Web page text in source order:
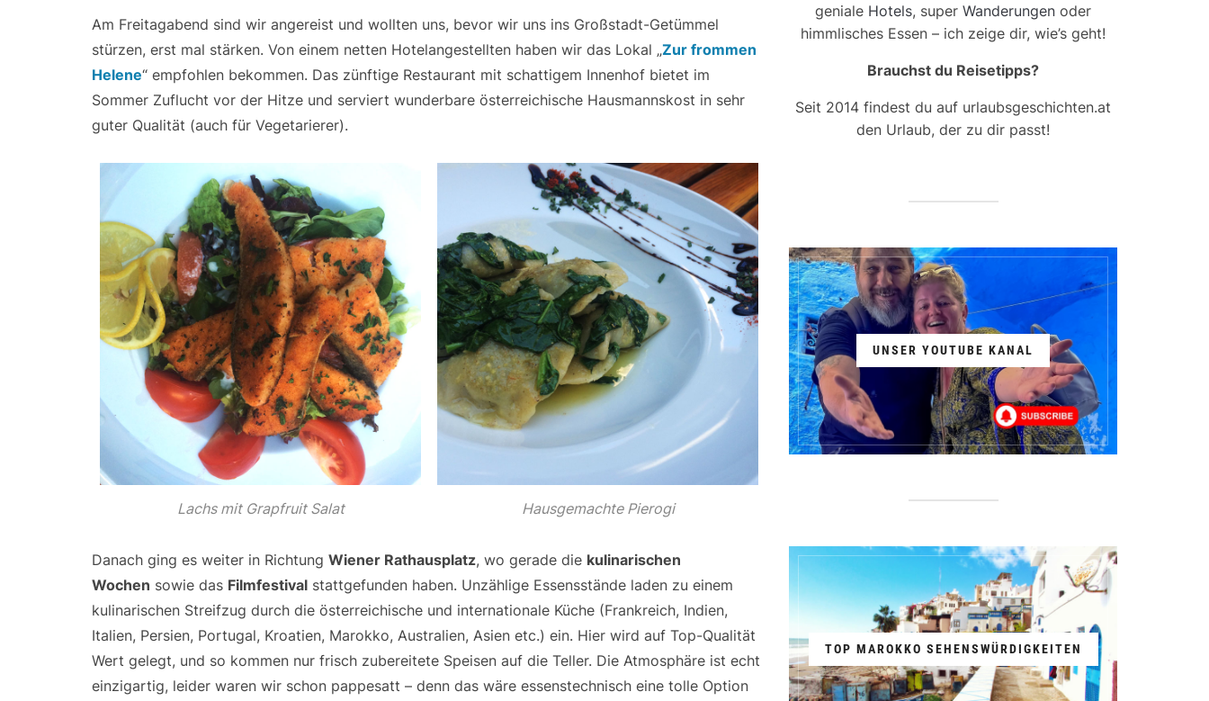
Am Freitagabend sind wir angereist und wollten uns, bevor wir uns ins Großstadt-Getümmel
stürzen, erst mal stärken. Von einem netten Hotelangestellten haben wir das Lokal „Zur frommen
Helene“ empfohlen bekommen. Das zünftige Restaurant mit schattigem Innenhof bietet im
Sommer Zuflucht vor der Hitze und serviert wunderbare österreichische Hausmannskost in sehr
guter Qualität (auch für Vegetarierer).
Lachs mit Grapfruit Salat Hausgemachte Pierogi
Danach ging es weiter in Richtung Wiener Rathausplatz, wo gerade die kulinarischen
Wochen sowie das Filmfestival stattgefunden haben. Unzählige Essensstände laden zu einem
kulinarischen Streifzug durch die österreichische und internationale Küche (Frankreich, Indien,
Italien, Persien, Portugal, Kroatien, Marokko, Australien, Asien etc.) ein. Hier wird auf Top-Qualität
Wert gelegt, und so kommen nur frisch zubereitete Speisen auf die Teller. Die Atmosphäre ist echt
einzigartig, leider waren wir schon pappesatt – denn das wäre essenstechnisch eine tolle Option
geniale Hotels, super Wanderungen oder
himmlisches Essen – ich zeige dir, wie’s geht!
Brauchst du Reisetipps?
Seit 2014 findest du auf urlaubsgeschichten.at
den Urlaub, der zu dir passt!
UNSER YOUTUBE KANAL
TOP MAROKKO SEHENSWÜRDIGKEITEN